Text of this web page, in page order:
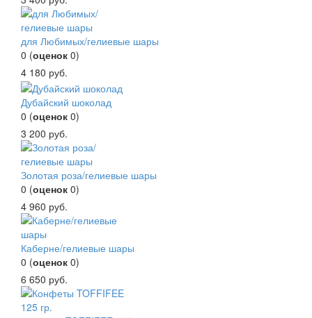
для Любимых/гелиевые шары
0 (оценок 0)
4 180 руб.
Дубайский шоколад
0 (оценок 0)
3 200 руб.
Золотая роза/гелиевые шары
0 (оценок 0)
4 960 руб.
Каберне/гелиевые шары
0 (оценок 0)
6 650 руб.